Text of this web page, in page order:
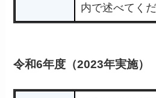
内で述べてくだ
令和6年度（2023年実施）